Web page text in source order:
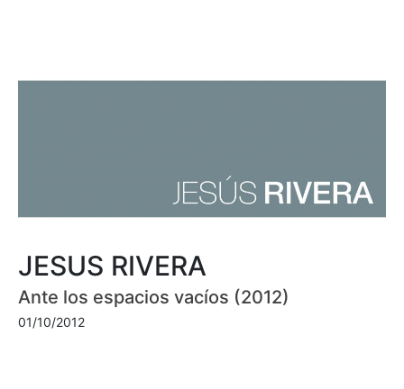
JESUS RIVERA
Ante los espacios vacíos (2012)
01/10/2012